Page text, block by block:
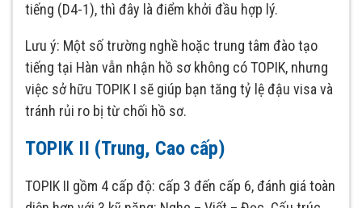
tiếng (D4-1), thì đây là điểm khởi đầu hợp lý.
Lưu ý: Một số trường nghề hoặc trung tâm đào tạo
tiếng tại Hàn vẫn nhận hồ sơ không có TOPIK, nhưng
việc sở hữu TOPIK I sẽ giúp bạn tăng tỷ lệ đậu visa và
tránh rủi ro bị từ chối hồ sơ.
TOPIK II (Trung, Cao cấp)
TOPIK II gồm 4 cấp độ: cấp 3 đến cấp 6, đánh giá toàn